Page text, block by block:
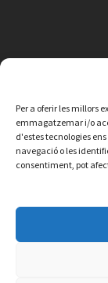
Per a oferir les millors
emmagatzemar i/o
d'estes tecnologies
navegació o les
consentiment, pot
© 2026